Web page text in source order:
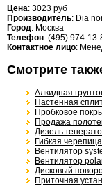
Цена: 3023 руб
Производитель: Dia
Город: Москва
Телефон: (495) 974-
Контактное лицо:
Смотрите
Алкидная
Настенная
Пробковое
Продажа
Дизель-
Гибкая
Вентилятор
Вентилятор
Дисковый
Приточная